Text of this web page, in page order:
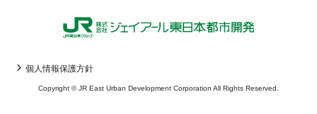
個人情報保護方針
Copyright © JR East Urban Development Corporation All Rights Reserved.